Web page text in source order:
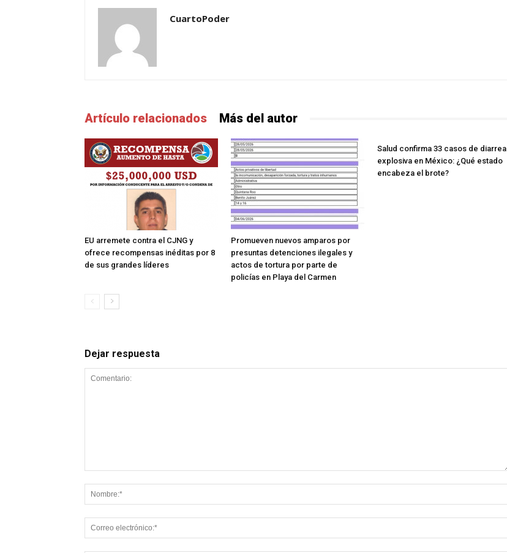
CuartoPoder
Artículo relacionados Más del autor
EU arremete contra el CJNG y
ofrece recompensas inéditas por 8
de sus grandes líderes
Promueven nuevos amparos por
presuntas detenciones ilegales y
actos de tortura por parte de
policías en Playa del Carmen
Salud confirma 33 casos de diarrea
explosiva en México: ¿Qué estado
encabeza el brote?
Dejar respuesta